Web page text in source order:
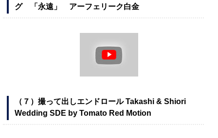
グ 「永遠」 アーフェリーク白金
（７）撮って出しエンドロール Takashi & Shiori
Wedding SDE by Tomato Red Motion